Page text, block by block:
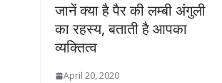
जानें क्या है पैर की लम्बी अंगुली
का रहस्य, बताती है आपका
व्यक्तित्व
April 20, 2020